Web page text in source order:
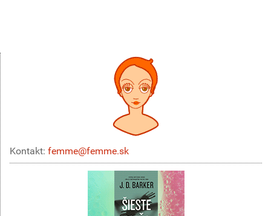
Kontakt: femme@femme.sk